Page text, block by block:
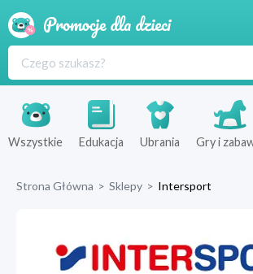
Produkty
Sklepy
Wszystkie Edukacja Ubrania Gry i
Strona Główna > Sklepy > Intersport